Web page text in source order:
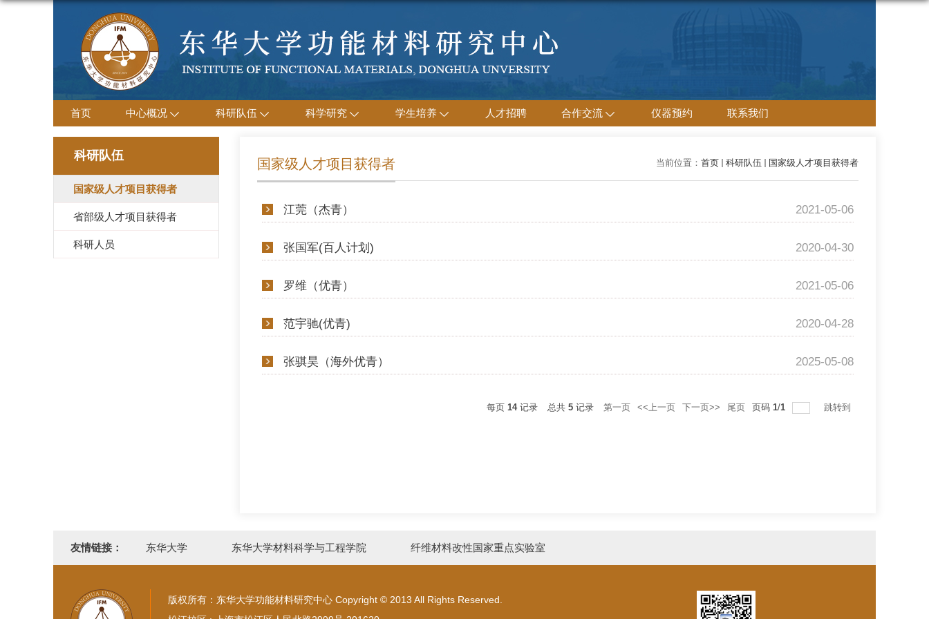
首页 中心概况 科研队伍 科学研究 学生培养 人才招聘 合作交流 仪器预约 联系我们
科研队伍
国家级人才项目获得者
省部级人才项目获得者
科研人员
当前位置： 首页 科研队伍 国家级人才项目获得者
国家级人才项目获得者
江莞（杰青） 2021-05-06
张国军(百人计划) 2020-04-30
罗维（优青） 2021-05-06
范宇驰(优青) 2020-04-28
张骐昊（海外优青） 2025-05-08
每页 14记录 总共 5 记录 第一页 <<上一页 下一页>> 尾页 页码 1/1 跳转到
友情链接： 东华大学 东华大学材料科学与工程学院 纤维材料改性国家重点实验室
版权所有：东华大学功能材料研究中心 Copyright © 2013 All Rights Reserved.